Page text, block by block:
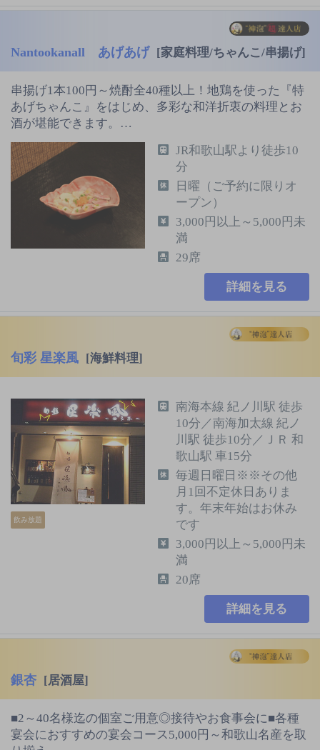
Nantookanall あげあげ [家庭料理/ちゃんこ/串揚げ]
串揚げ1本100円～焼酎全40種以上！地鶏を使った『特
あげちゃんこ』をはじめ、多彩な和洋折衷の料理とお
酒が堪能できます。…
JR和歌山駅より徒歩10
分
日曜（ご予約に限りオ
ープン）
3,000円以上～5,000円未
満
29席
詳細を見る
旬彩 星楽風 [海鮮料理]
飲み放題
南海本線 紀ノ川駅 徒歩
10分／南海加太線 紀ノ
川駅 徒歩10分／ＪＲ 和
歌山駅 車15分
毎週日曜日※※その他
月1回不定休日ありま
す。年末年始はお休み
です
3,000円以上～5,000円未
満
20席
詳細を見る
銀杏 [居酒屋]
■2～40名様迄の個室ご用意◎接待やお食事会に■各種
宴会におすすめの宴会コース5,000円～和歌山名産を取